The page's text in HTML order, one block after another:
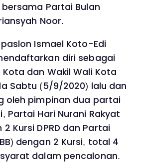
Partai Bulan
Noor.
Ismael Koto-Edi
diri sebagai
dan Wakil Wali Kota
Sabtu (5/9/2020) lalu dan
oleh pimpinan dua partai
Partai Hari Nurani Rakyat
Kursi DPRD dan Partai
dengan 2 Kursi, total 4
dalam pencalonan.